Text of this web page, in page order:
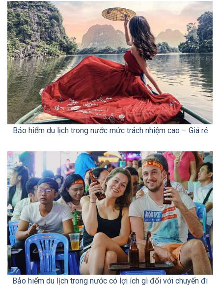
Bảo hiểm du lịch trong nước mức trách nhiệm cao – Giá rẻ
Bảo hiểm du lịch trong nước có lợi ích gì đối với chuyến đi